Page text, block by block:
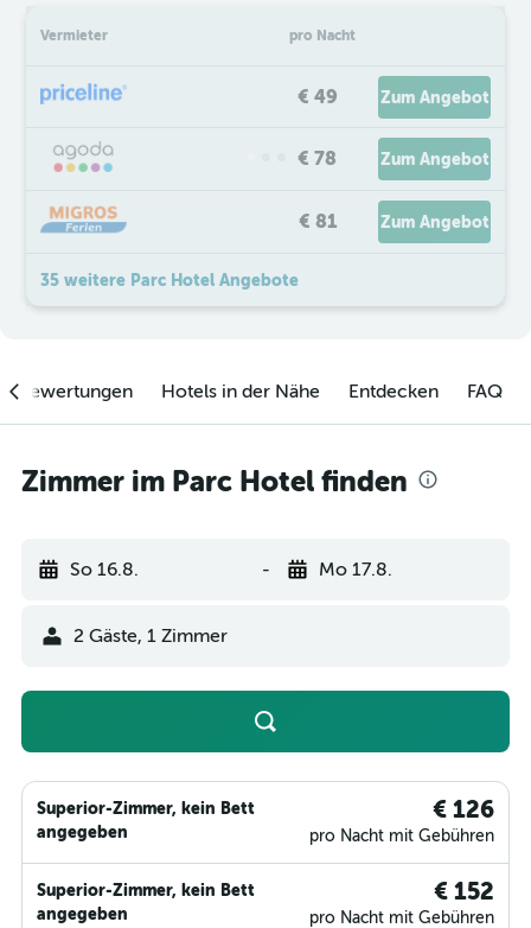
Vermieter pro Nacht
€ 49 Zum Angebot
€ 78 Zum Angebot
€ 81 Zum Angebot
35 weitere Parc Hotel Angebote
Hotels in der Nähe Entdecken FAQ
Zimmer im Parc Hotel finden
So 16.8. - Mo 17.8.
2 Gäste, 1 Zimmer
Superior-Zimmer, kein Bett
angegeben
€ 126
pro Nacht mit Gebühren
Superior-Zimmer, kein Bett
angegeben
€ 152
pro Nacht mit Gebühren